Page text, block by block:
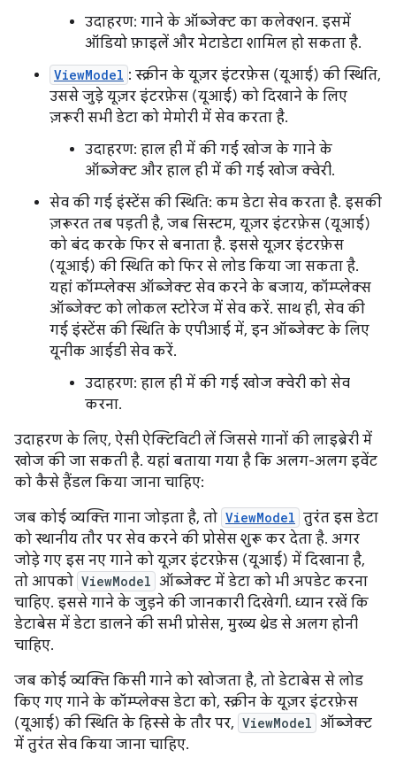
उदाहरण: गाने के ऑब्जेक्ट का कलेक्शन. इसमें
ऑडियो फ़ाइलें और मेटाडेटा शामिल हो सकता है.
ViewModel : स्क्रीन के यूज़र इंटरफ़ेस (यूआई) की स्थिति,
उससे जुड़े यूज़र इंटरफ़ेस (यूआई) को दिखाने के लिए
ज़रूरी सभी डेटा को मेमोरी में सेव करता है.
उदाहरण: हाल ही में की गई खोज के गाने के
ऑब्जेक्ट और हाल ही में की गई खोज क्वेरी.
सेव की गई इंस्टेंस की स्थिति: कम डेटा सेव करता है. इसकी
ज़रूरत तब पड़ती है, जब सिस्टम, यूज़र इंटरफ़ेस (यूआई)
को बंद करके फिर से बनाता है. इससे यूज़र इंटरफ़ेस
(यूआई) की स्थिति को फिर से लोड किया जा सकता है.
यहां कॉम्प्लेक्स ऑब्जेक्ट सेव करने के बजाय, कॉम्प्लेक्स
ऑब्जेक्ट को लोकल स्टोरेज में सेव करें. साथ ही, सेव की
गई इंस्टेंस की स्थिति के एपीआई में, इन ऑब्जेक्ट के लिए
यूनीक आईडी सेव करें.
उदाहरण: हाल ही में की गई खोज क्वेरी को सेव
करना.
उदाहरण के लिए, ऐसी ऐक्टिविटी लें जिससे गानों की लाइब्रेरी में
खोज की जा सकती है. यहां बताया गया है कि अलग-अलग इवेंट
को कैसे हैंडल किया जाना चाहिए:
जब कोई व्यक्ति गाना जोड़ता है, तो ViewModel तुरंत इस डेटा
को स्थानीय तौर पर सेव करने की प्रोसेस शुरू कर देता है. अगर
जोड़े गए इस नए गाने को यूज़र इंटरफ़ेस (यूआई) में दिखाना है,
तो आपको ViewModel ऑब्जेक्ट में डेटा को भी अपडेट करना
चाहिए. इससे गाने के जुड़ने की जानकारी दिखेगी. ध्यान रखें कि
डेटाबेस में डेटा डालने की सभी प्रोसेस, मुख्य थ्रेड से अलग होनी
चाहिए.
जब कोई व्यक्ति किसी गाने को खोजता है, तो डेटाबेस से लोड
किए गए गाने के कॉम्प्लेक्स डेटा को, स्क्रीन के यूज़र इंटरफ़ेस
(यूआई) की स्थिति के हिस्से के तौर पर, ViewModel ऑब्जेक्ट
में तुरंत सेव किया जाना चाहिए.